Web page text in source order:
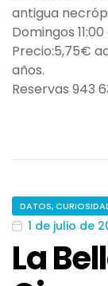
antigua
Domingos
Precio:5,75€
años.
Reservas 943
DATOS,
1 de julio de
La